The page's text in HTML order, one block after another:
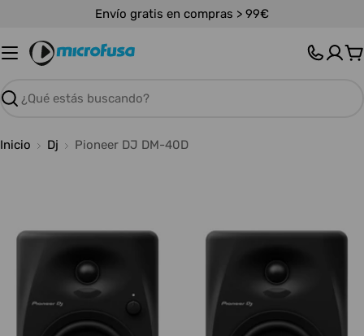
contenido
Envío gratis en compras > 99€
Buscar
Inicio Dj Pioneer DJ DM-40D